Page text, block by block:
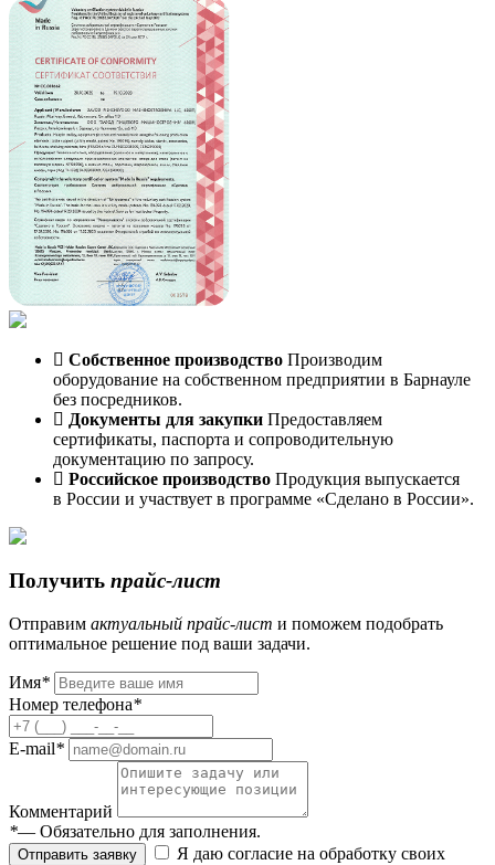
Собственное производство Производим
оборудование на собственном предприятии в Барнауле
без посредников.
Документы для закупки Предоставляем
сертификаты, паспорта и сопроводительную
документацию по запросу.
Российское производство Продукция выпускается
в России и участвует в программе «Сделано в России».
Получить прайс-лист
Отправим актуальный прайс-лист и поможем подобрать
оптимальное решение под ваши задачи.
Имя*
Номер телефона*
E-mail*
Комментарий
*— Обязательно для заполнения.
Отправить заявку
Я даю согласие на обработку своих